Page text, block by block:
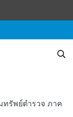
รัพย์ตำรวจ ภาค